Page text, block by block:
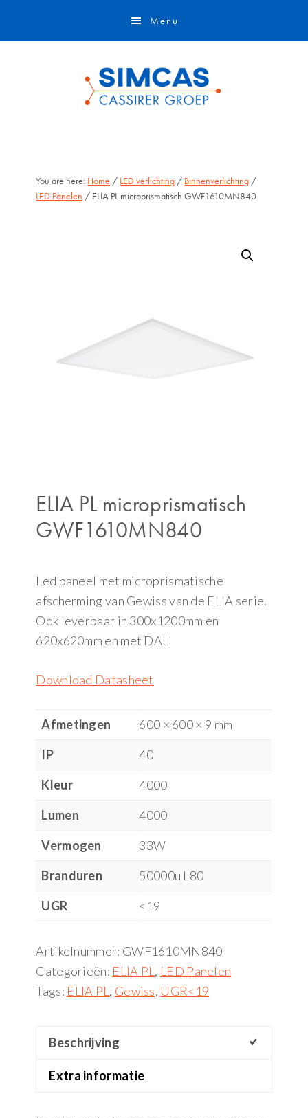
Menu
You are here: Home / LED verlichting / Binnenverlichting /
LED Panelen / ELIA PL microprismatisch GWF1610MN840
ELIA PL microprismatisch
GWF1610MN840
Led paneel met microprismatische
afscherming van Gewiss van de ELIA serie.
Ook leverbaar in 300x1200mm en
620x620mm en met DALI
Download Datasheet
Afmetingen
600 × 600 × 9 mm
IP
40
Kleur
4000
Lumen
4000
Vermogen
33W
Branduren
50000u L80
UGR
<19
Artikelnummer: GWF1610MN840
Categorieën: ELIA PL , LED Panelen
Tags: ELIA PL , Gewiss, UGR<19
Beschrijving
Extra informatie